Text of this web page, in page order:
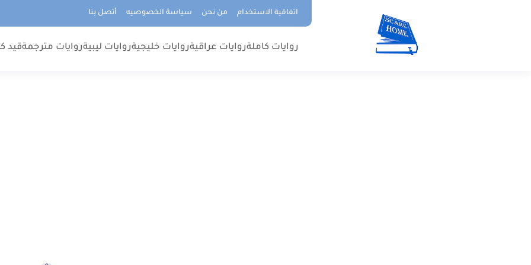
اتفاقية الاستخدام من نحن سياسة الخصوصيه أتصل بنا
روايات كاملةروايات عراقيةروايات خليجيةروايات ليبيةروايات مترجمةقيد